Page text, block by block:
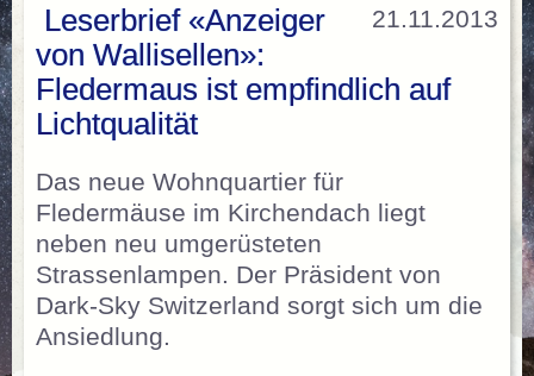
21.11.2013
Leserbrief «Anzeiger
von Wallisellen»:
Fledermaus ist empfindlich auf
Lichtqualität
Das neue Wohnquartier für
Fledermäuse im Kirchendach liegt
neben neu umgerüsteten
Strassenlampen. Der Präsident von
Dark-Sky Switzerland sorgt sich um die
Ansiedlung.